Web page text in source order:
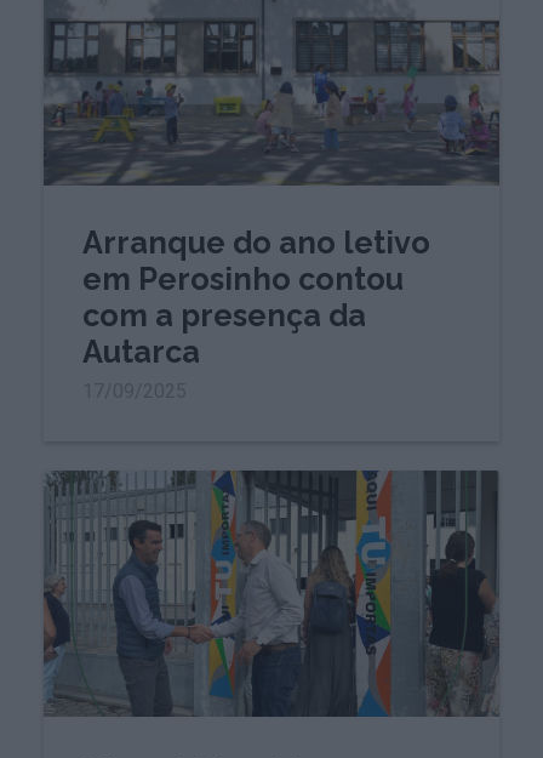
Arranque do ano letivo
em Perosinho contou
com a presença da
Autarca